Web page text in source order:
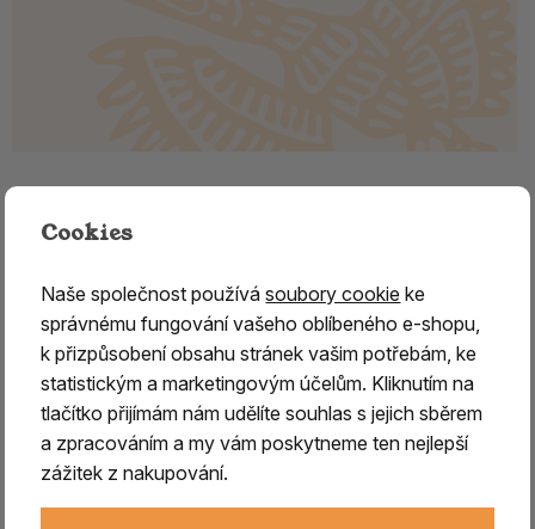
transformace
Malachitje jeden z nejznámějších anejkrásnějších
zelených minerálů, jehož název pochází z řeckého
slovamalache, označujícího sytě zelenou barvu.
ve starověkém Egyptě bylceněn pro svou krásu a
využíván k výrobě šperků, amuletů a dekorativních
předmětů.
Cookies
Naše společnost používásoubory cookie ke
správnému fungování vašeho oblíbeného e-shopu,
k přizpůsobení obsahu stránek vašim potřebám, ke
statistickým a marketingovým účelům. Kliknutím na
tlačítko přijímám nám udělíte souhlas s jejich sběrem
a zpracováním a my vám poskytneme ten nejlepší
zážitek z nakupování.